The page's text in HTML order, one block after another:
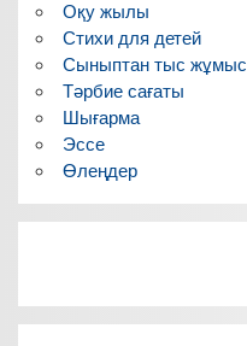
Оқу жылы
Стихи для детей
Сыныптан тыс жұмыс
Тәрбие сағаты
Шығарма
Эссе
Өлеңдер